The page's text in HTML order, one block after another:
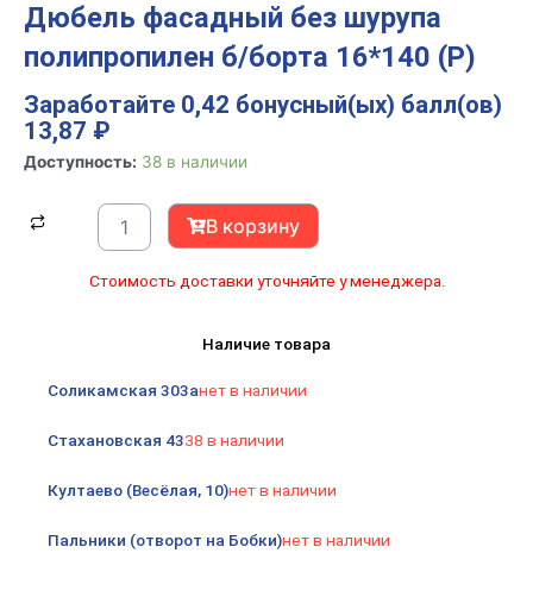
Дюбель фасадный без шурупа
полипропилен б/борта 16*140 (Р)
Заработайте 0,42 бонусный(ых) балл(ов)
13,87 ₽
Доступность: 38 в наличии
Количество
Дюбель
фасадный
шурупа
16*140
В корзину
Стоимость доставки уточняйте у менеджера.
Наличие товара
Соликамская 303анет в наличии
Стахановская 4338 в наличии
Култаево (Весёлая, 10)нет в наличии
Пальники (отворот на Бобки)нет в наличии